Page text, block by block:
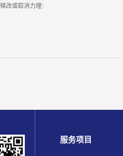
改或取消力理)
服务项目